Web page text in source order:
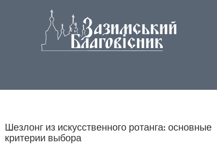
Шезлонг из искусственного ротанга: основные
критерии выбора